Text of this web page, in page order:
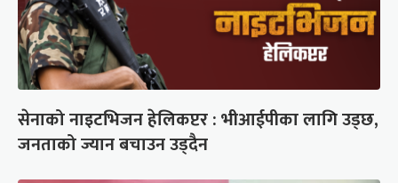
सेनाको नाइटभिजन हेलिकप्टर : भीआईपीका लागि उड्छ,
जनताको ज्यान बचाउन उड्दैन